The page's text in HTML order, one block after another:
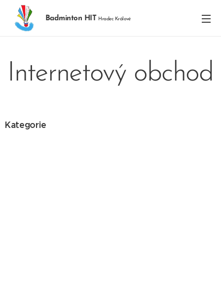
Badminton HIT Hradec Králové
Internetový obchod
Kategorie